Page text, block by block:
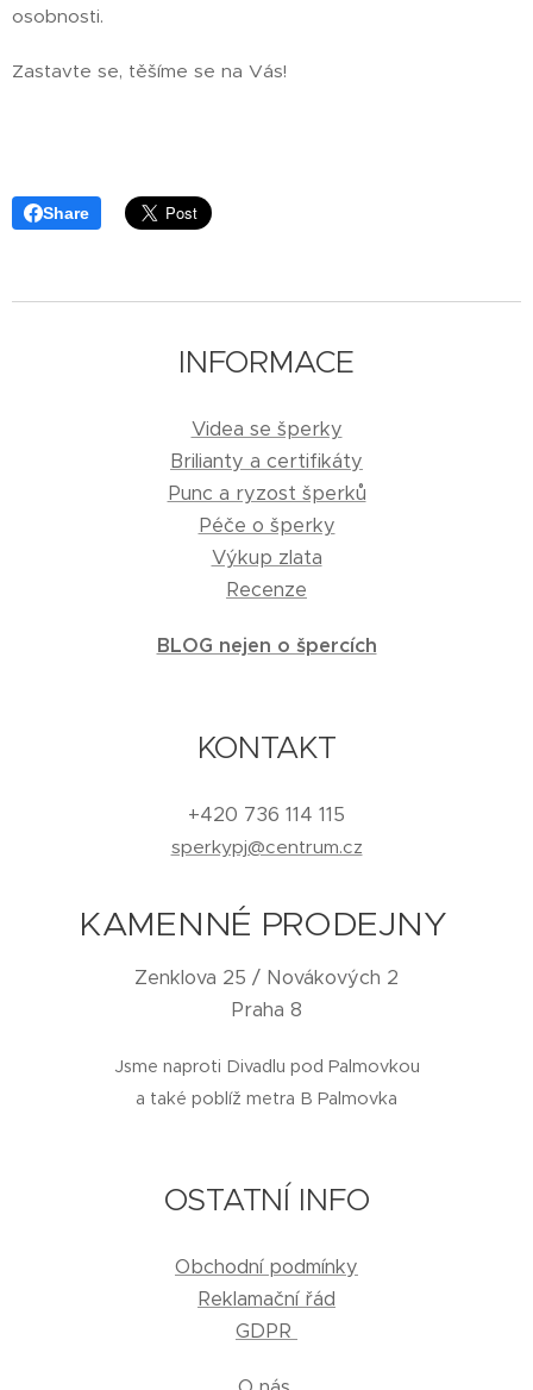
osobnosti.
Zastavte se, těšíme se na Vás!
Share
INFORMACE
Videa se šperky
Brilianty a certifikáty
Punc a ryzost šperků
Péče o šperky
Výkup zlata
Recenze
BLOG nejen o špercích
KONTAKT
+420 736 114 115
sperkypj@centrum.cz
KAMENNÉ PRODEJNY
Zenklova 25 / Novákových 2
Praha 8
Jsme naproti Divadlu pod Palmovkou
a také poblíž metra B Palmovka
OSTATNÍ INFO
Obchodní podmínky
Reklamační řád
GDPR